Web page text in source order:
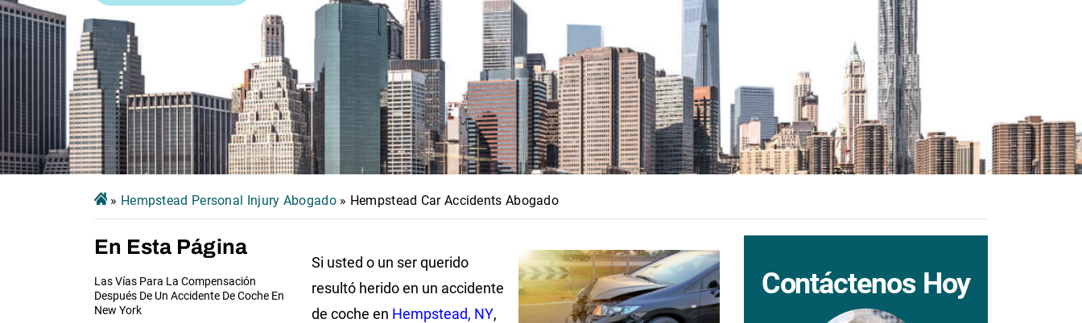
» Hempstead Personal Injury Abogado» Hempstead Car Accidents Abogado
En Esta Página
Las Vías Para La Compensación
Después De Un Accidente De Coche En
New York
Si usted o un ser querido
resultó herido en un accidente
de coche en Hempstead, NY,
Contáctenos Hoy